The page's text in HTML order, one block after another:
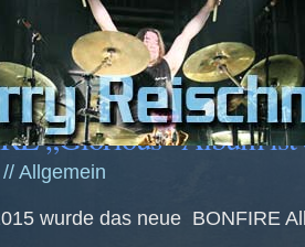
„Glörious“ Album
Allgemein
wurde das neue BONFIRE